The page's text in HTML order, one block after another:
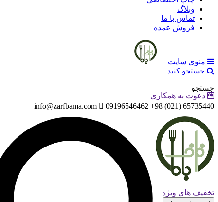
وبلاگ
تماس با ما
فروش عمده
منوی سایت
جستجو کنید
جستجو
دعوت به همکاری
65735440 (021) 98+ 09196546462
info@zarfbama.com
تخفیف های ویژه